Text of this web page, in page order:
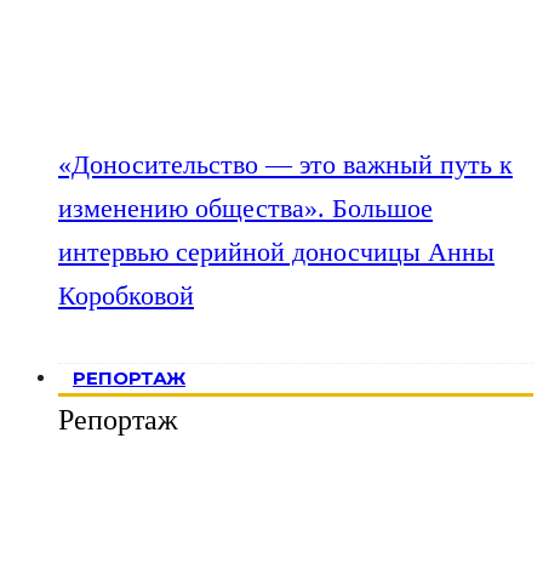
«Доносительство — это важный путь к
изменению общества». Большое
интервью серийной доносчицы Анны
Коробковой
РЕПОРТАЖ
Репортаж